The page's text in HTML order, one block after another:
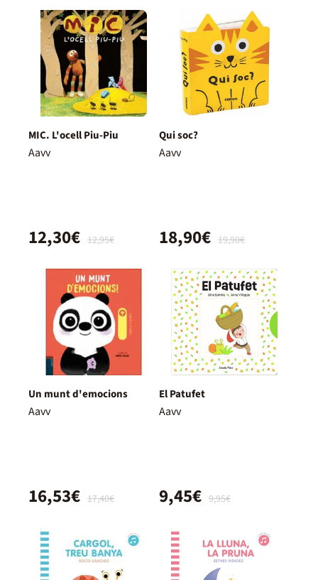
MIC. L'ocell Piu-Piu
Aavv
12,95€
12,30€
Qui soc?
Aavv
19,90€
18,90€
Un munt d'emocions
Aavv
17,40€
16,53€
El Patufet
Aavv
9,95€
9,45€